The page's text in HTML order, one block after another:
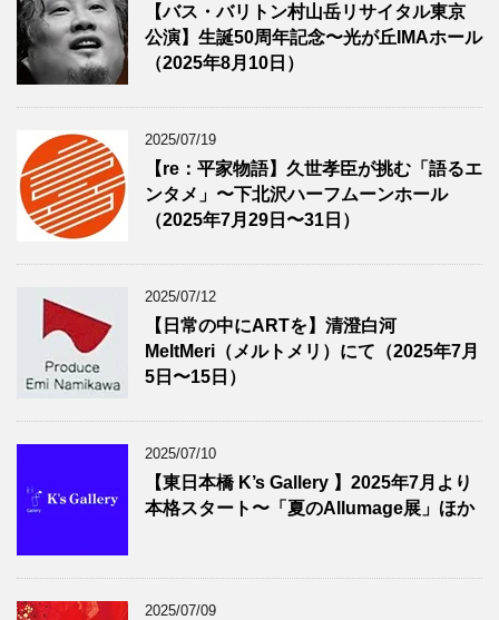
【バス・バリトン村山岳リサイタル東京
公演】生誕50周年記念〜光が丘IMAホール
（2025年8月10日）
2025/07/19
【re：平家物語】久世孝臣が挑む「語るエ
ンタメ」〜下北沢ハーフムーンホール
（2025年7月29日〜31日）
2025/07/12
【日常の中にARTを】清澄白河
MeltMeri（メルトメリ）にて（2025年7月
5日〜15日）
2025/07/10
【東日本橋 K’s Gallery 】2025年7月より
本格スタート〜「夏のAllumage展」ほか
2025/07/09